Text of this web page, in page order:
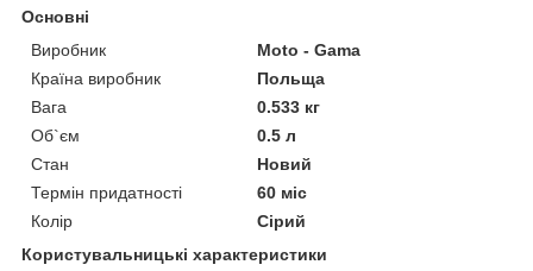
Основні
Виробник
Moto - Gama
Країна виробник
Польща
Вага
0.533 кг
Об`єм
0.5 л
Стан
Новий
Термін придатності
60 міс
Колір
Сірий
Користувальницькі характеристики